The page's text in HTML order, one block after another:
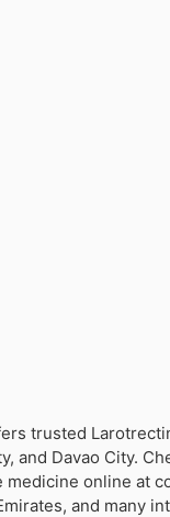
trusted
and Davao City.
online at
and many